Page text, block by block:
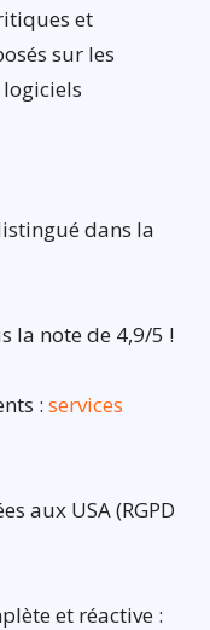
et
sur les
dans la
la note de 4,9/5 !
: services
aux USA (RGPD
et réactive :